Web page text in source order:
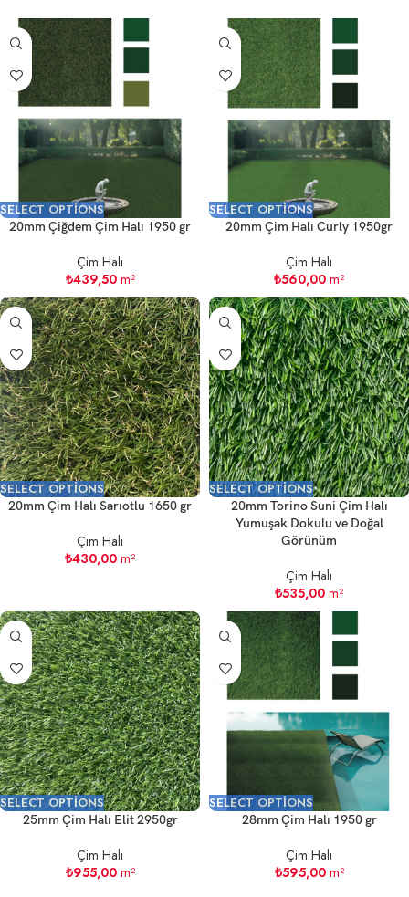
SELECT OPTIONS
20mm Çiğdem Çim Halı 1950 gr
Çim Halı
₺439,50m²
SELECT OPTIONS
20mm Çim Halı Curly 1950gr
Çim Halı
₺560,00 m²
SELECT OPTIONS
20mm Çim Halı Sarıotlu 1650 gr
Çim Halı
₺430,00 m²
SELECT OPTIONS
20mm Torino Suni Çim Halı
Yumuşak Dokulu ve Doğal
Görünüm
Çim Halı
₺535,00 m²
SELECT OPTIONS
25mm Çim Halı Elit 2950gr
Çim Halı
₺955,00m²
SELECT OPTIONS
28mm Çim Halı 1950 gr
Çim Halı
₺595,00m²